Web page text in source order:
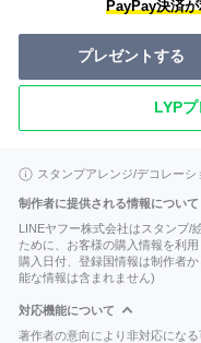
PayPay決済
プレゼントする
LYP
スタンプアレンジ/デコレーシ
制作者に提供される情報について
LINEヤフー株式会社はスタンプ/
ために、お客様の購入情報を利用
購入日付、登録国情報は制作者
能な情報は含まれません)
対応機能について
著作者の意向により非対応にな